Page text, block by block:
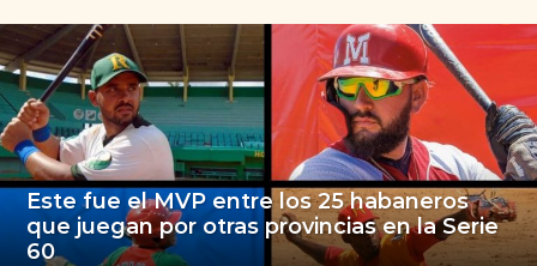
Este fue el MVP entre los 25 habaneros
que juegan por otras provincias en la Serie
60